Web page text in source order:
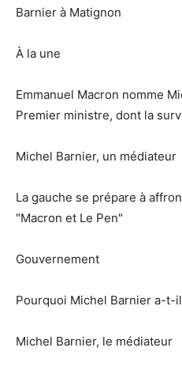
Barnier à Matignon
À la une
Emmanuel Macron nomme
Premier ministre, dont la
Michel Barnier, un médiateur
La gauche se prépare à
"Macron et Le Pen"
Gouvernement
Pourquoi Michel Barnier a-t-
Michel Barnier, le médiateur